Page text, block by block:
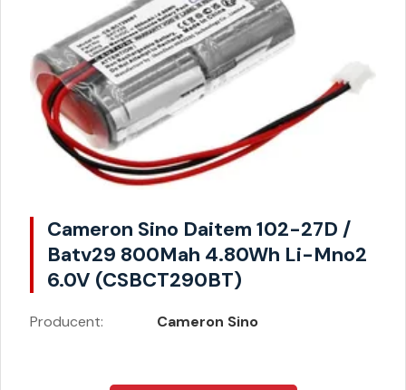
Cameron Sino Daitem 102-27D /
Batv29 800Mah 4.80Wh Li-Mno2
6.0V (CSBCT290BT)
Producent: Cameron Sino